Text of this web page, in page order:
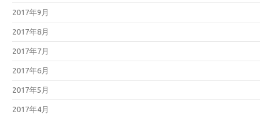
2017年9月
2017年8月
2017年7月
2017年6月
2017年5月
2017年4月